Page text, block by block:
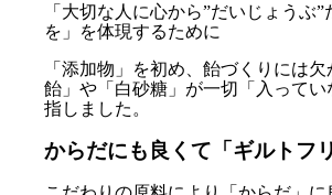
「大切な人に心から”だいじょうぶ
を」を体現するために
「添加物」を初め、飴づくりには
飴」や「白砂糖」が一切「入ってい
指しました。
からだにも良くて「ギルトフ